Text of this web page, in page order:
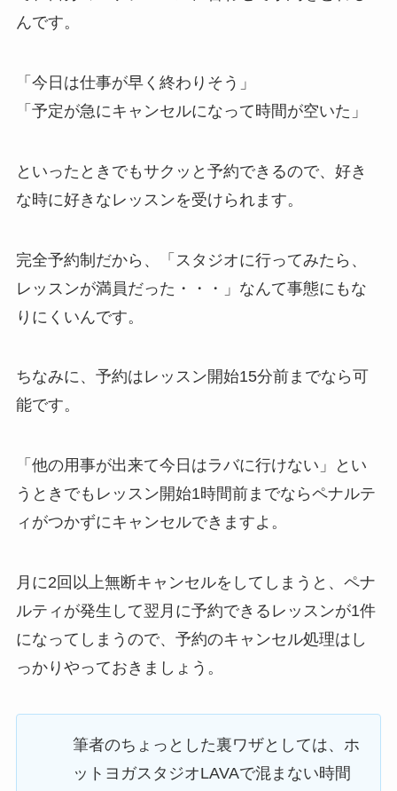
んです。
「今日は仕事が早く終わりそう」
「予定が急にキャンセルになって時間が空いた」
といったときでもサクッと予約できるので、好き
な時に好きなレッスンを受けられます。
完全予約制だから、
「スタジオに行ってみたら、
レッスンが満員だった・・・」 なんて事態にもな
りにくいんです。
ちなみに、予約はレッスン開始15分前までなら可
能です。
「他の用事が出来て今日はラバに行けない」
とい
うときでもレッスン開始1時間前までならペナルテ
ィがつかずにキャンセルできますよ。
月に2回以上無断キャンセルをしてしまうと、ペナ
ルティが発生して翌月に予約できるレッスンが1件
になってしまうので、予約のキャンセル処理はし
っかりやっておきましょう。
筆者のちょっとした裏ワザとしては、ホ
ットヨガスタジオLAVAで混まない時間